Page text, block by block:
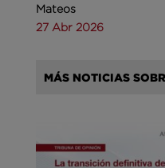
Mateos
27 Abr 2026
MÁS NOTICIAS